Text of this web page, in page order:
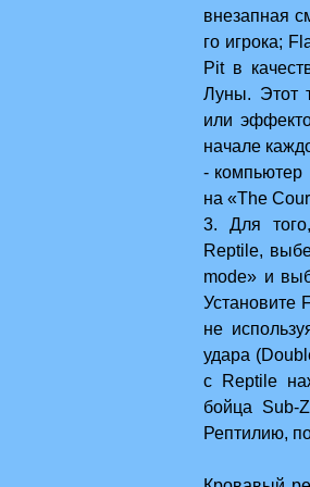
внезапная
го игрока;
Pit в
Луны. Этот
или
начале
- компьютер
на «The
3. Для
Reptile,
mode» и
Установите
не
удара
с Reptile
бойца Sub-
Рептилию,